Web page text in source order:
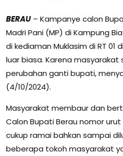
BERAU – Kampanye calon
Madri Pani (MP) di Kampung
di kediaman Muklasim di RT
luar biasa. Karena
perubahan ganti bupati,
(4/10/2024).
Masyarakat membaur dan
Calon Bupati Berau nomor urut
cukup ramai bahkan sampai
beberapa tokoh masyarakat